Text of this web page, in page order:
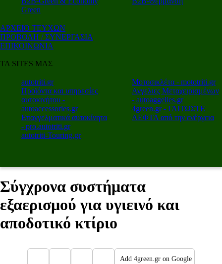
Green
ΑΡΧΕΙΟ ΤΕΥΧΩΝ
ΠΡΟΒΟΛΗ / ΣΥΝΕΡΓΑΣΙΑ
ΕΠΙΚΟΙΝΩΝΙΑ
ΤΑ SITES ΜΑΣ
autotriti.gr
Προϊόντα και υπηρεσίες
αυτοκινήτου -
autoaccessories.gr
Επαγγελματικά αυτοκίνητα
- pro.autotriti.gr
autotriti-Touring.gr
Μοτοσικλέτα - mototriti.gr
Αγγελιες Μεταχειρισμένων
- autoaggelies.gr
4green.gr - ΓΛΙΤΩΣΤΕ
ΛΕΦΤΑ από την ενέργεια
Σύγχρονα συστήματα
εξαερισμού για υγιεινό και
αποδοτικό κτίριο
Add 4green.gr on Google